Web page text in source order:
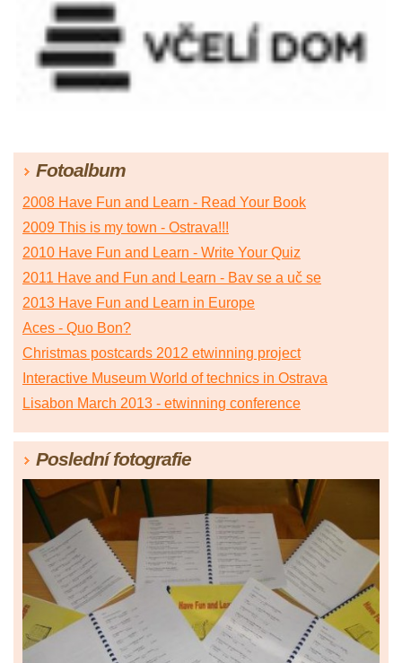
Fotoalbum
2008 Have Fun and Learn - Read Your Book
2009 This is my town - Ostrava!!!
2010 Have Fun and Learn - Write Your Quiz
2011 Have and Fun and Learn - Bav se a uč se
2013 Have Fun and Learn in Europe
Aces - Quo Bon?
Christmas postcards 2012 etwinning project
Interactive Museum World of technics in Ostrava
Lisabon March 2013 - etwinning conference
Poslední fotografie